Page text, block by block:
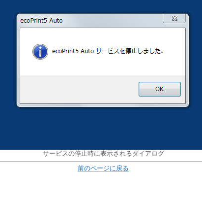
サービスの停止時に表示されるダイアログ
前のページに戻る